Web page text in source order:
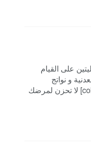
على القيام
و نواتج
نيتروجينية و مركبات سامة، التحكم في ضغط الدم .. [color=#000080]همسة لكل المرضى /[/color] لا تحزن لمرضك